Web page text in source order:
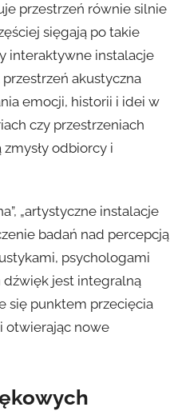
przestrzeń równie silnie
sięgają po takie
interaktywne instalacje
akustyczna
emocji, historii i idei w
czy przestrzeniach
odbiorcy i
„artystyczne instalacje
badań nad percepcją
psychologami
dźwięk jest integralną
się punktem przecięcia
otwierając nowe